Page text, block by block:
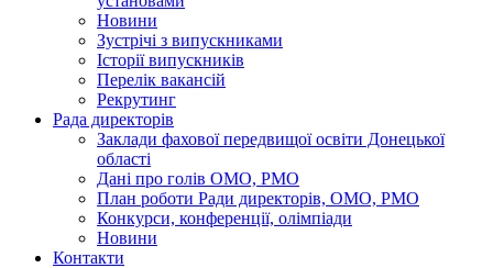
Новини
Зустрічі з випускниками
Історії випускників
Перелік вакансій
Рекрутинг
Рада директорів
Заклади фахової передвищої освіти Донецької
області
Дані про голів ОМО, РМО
План роботи Ради директорів, ОМО, РМО
Конкурси, конференції, олімпіади
Новини
Контакти